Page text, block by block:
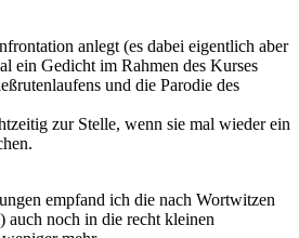
anlegt (es dabei eigentlich aber
ein Gedicht im Rahmen des Kurses
und die Parodie des
zur Stelle, wenn sie mal wieder ein
empfand ich die nach Wortwitzen
auch noch in die recht kleinen